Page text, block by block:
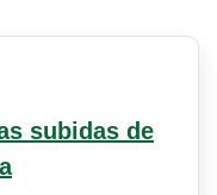
subidas de